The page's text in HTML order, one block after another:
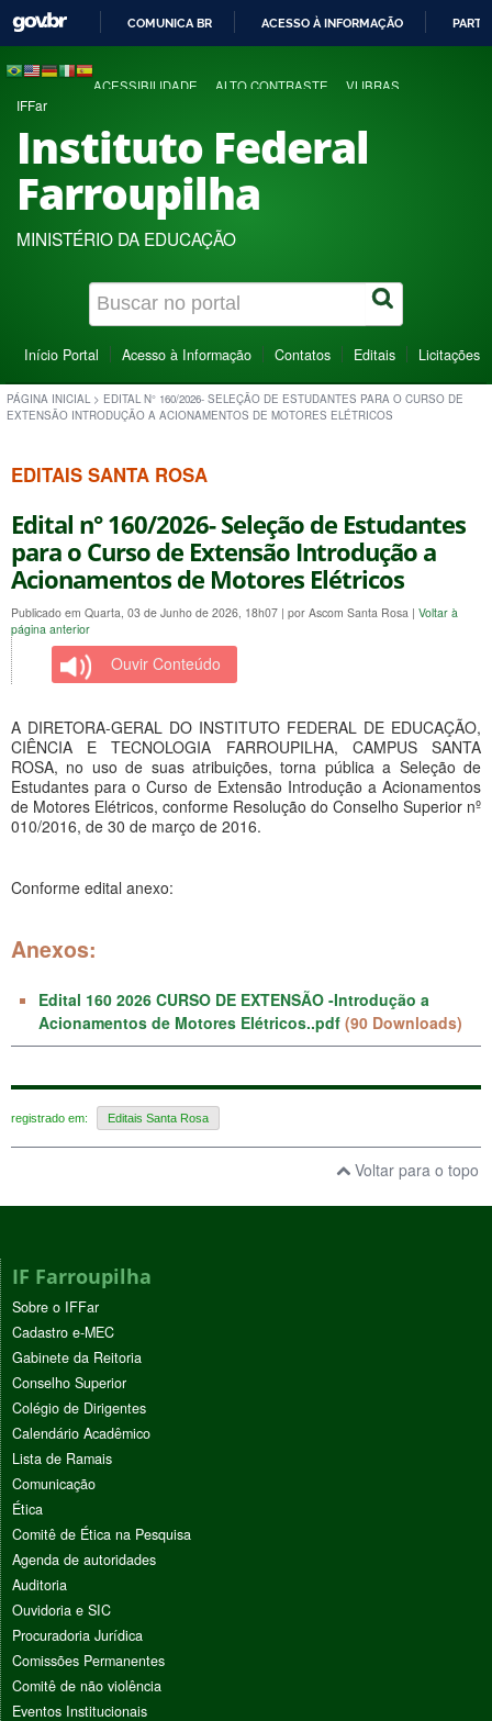
COMUNICA BR ACESSO À INFORMAÇÃO
ACESSIBILIDADE ALTO CONTRASTE VLIBRAS
IFFar
Instituto Federal
Farroupilha
MINISTÉRIO DA EDUCAÇÃO
Início Portal Acesso à Informação Contatos Editais Licitações
PÁGINA INICIAL > EDITAL N° 160/2026- SELEÇÃO DE ESTUDANTES PARA O CURSO DE
EXTENSÃO INTRODUÇÃO A ACIONAMENTOS DE MOTORES ELÉTRICOS
EDITAIS SANTA ROSA
Edital n° 160/2026- Seleção de Estudantes
para o Curso de Extensão Introdução a
Acionamentos de Motores Elétricos
Publicado em Quarta, 03 de Junho de 2026, 18h07 | por Ascom Santa Rosa | Voltar à
página anterior
Ouvir Conteúdo
A DIRETORA-GERAL DO INSTITUTO FEDERAL DE EDUCAÇÃO,
CIÊNCIA E TECNOLOGIA FARROUPILHA, CAMPUS SANTA
ROSA, no uso de suas atribuições, torna pública a Seleção de
Estudantes para o Curso de Extensão Introdução a Acionamentos
de Motores Elétricos, conforme Resolução do Conselho Superior nº
010/2016, de 30 de março de 2016.
Conforme edital anexo:
Anexos:
Edital 160 2026 CURSO DE EXTENSÃO -Introdução a
Acionamentos de Motores Elétricos..pdf (90 Downloads)
registrado em: Editais Santa Rosa
Voltar para o topo
IF Farroupilha
Sobre o IFFar
Cadastro e-MEC
Gabinete da Reitoria
Conselho Superior
Colégio de Dirigentes
Calendário Acadêmico
Lista de Ramais
Comunicação
Ética
Comitê de Ética na Pesquisa
Agenda de autoridades
Auditoria
Ouvidoria e SIC
Procuradoria Jurídica
Comissões Permanentes
Comitê de não violência
Eventos Institucionais